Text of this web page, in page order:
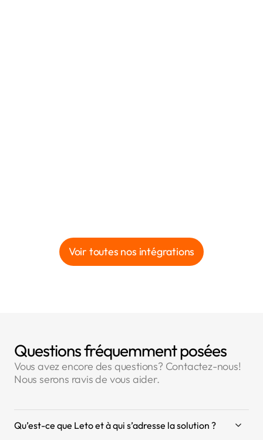
Voir toutes nos intégrations
Questions fréquemment posées
Vous avez encore des questions? Contactez-nous!
Nous serons ravis de vous aider.
Qu’est-ce que Leto et à qui s’adresse la solution ?